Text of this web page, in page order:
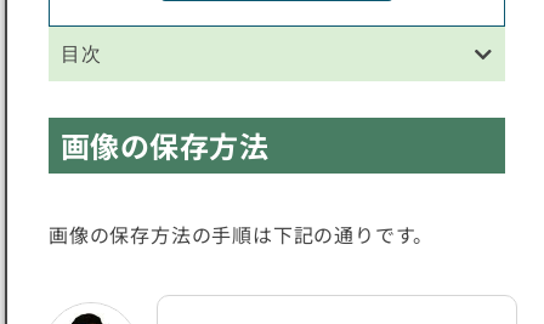
目次
画像の保存方法
画像の保存方法の手順は下記の通りです。